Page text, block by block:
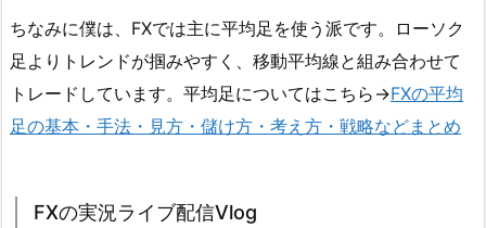
ちなみに僕は、FXでは主に平均足を使う派です。ローソク
足よりトレンドが掴みやすく、移動平均線と組み合わせて
トレードしています。平均足についてはこちら→FXの平均
足の基本・手法・見方・儲け方・考え方・戦略などまとめ
FXの実況ライブ配信Vlog